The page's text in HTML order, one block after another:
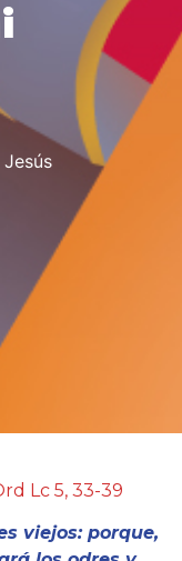
Lc 5, 33-39
viejos: porque,